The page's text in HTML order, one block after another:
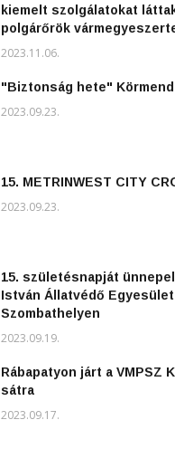
kiemelt szolgálatokat
polgárőrök
2023.11.06.
"Biztonság hete"
2023.09.23.
15. METRINWEST CITY
2023.09.23.
15. születésnapját
István Állatvédő Egyesület
Szombathelyen
2023.09.19.
Rábapatyon járt a VMPSZ
sátra
2023.09.17.